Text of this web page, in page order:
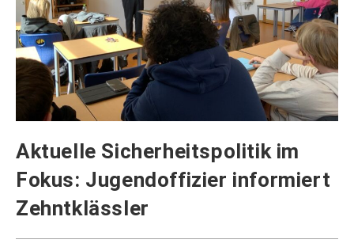
Aktuelle Sicherheitspolitik im
Fokus: Jugendoffizier informiert
Zehntklässler